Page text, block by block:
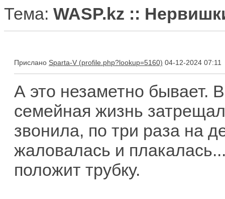
Тема: WASP.kz ::
Прислано Sparta-V 04-12-2024 07:11
А это незаметно бывает.
семейная жизнь
звонила, по три раза на
жаловалась и
положит трубку.